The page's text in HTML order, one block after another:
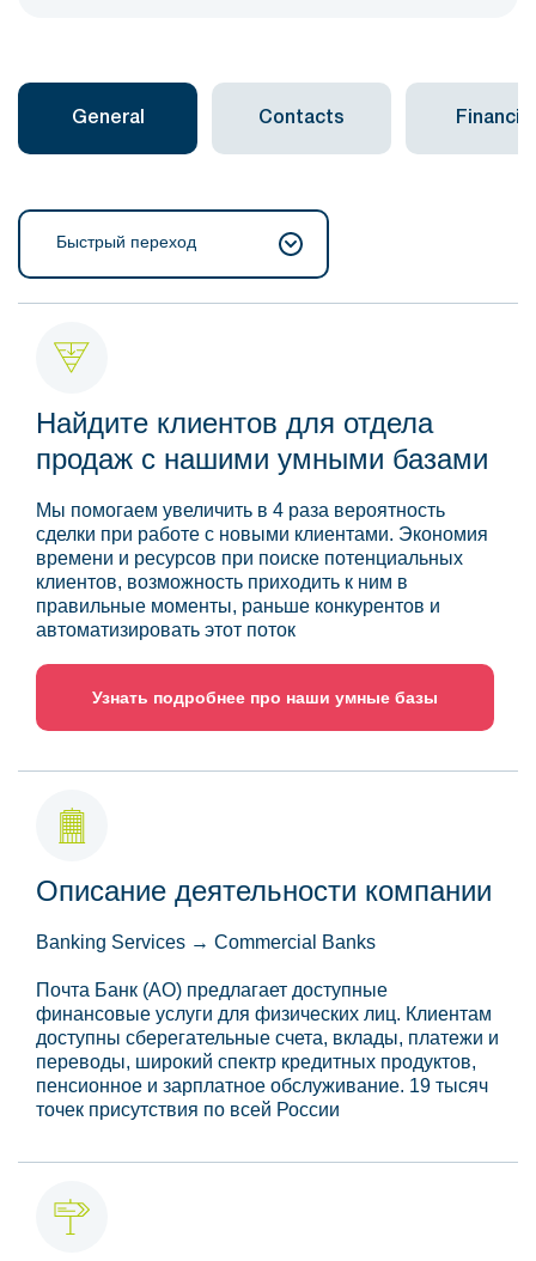
General Contacts Financial
Быстрый переход
Найдите клиентов для отдела
продаж с нашими умными базами
Мы помогаем увеличить в 4 раза вероятность
сделки при работе с новыми клиентами. Экономия
времени и ресурсов при поиске потенциальных
клиентов, возможность приходить к ним в
правильные моменты, раньше конкурентов и
автоматизировать этот поток
Узнать подробнее про наши умные базы
Описание деятельности компании
Banking Services → Commercial Banks
Почта Банк (АО) предлагает доступные
финансовые услуги для физических лиц. Клиентам
доступны сберегательные счета, вклады, платежи и
переводы, широкий спектр кредитных продуктов,
пенсионное и зарплатное обслуживание. 19 тысяч
точек присутствия по всей России